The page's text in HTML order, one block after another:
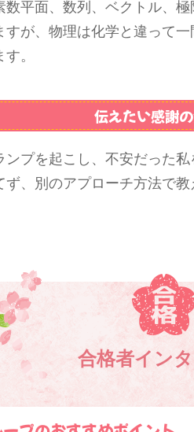
平面、数列、ベクトル、
すが、物理は化学と違って
。
伝えたい感謝
ンプを起こし、不安だった
、別のアプローチ方法で
合格者イン